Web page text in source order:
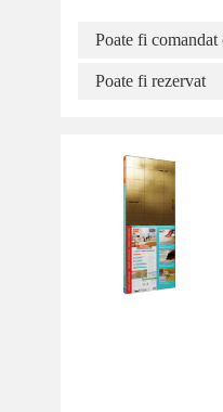
Poate fi comandat
Poate fi rezervat